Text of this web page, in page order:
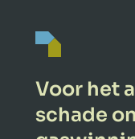
Voor het
schade